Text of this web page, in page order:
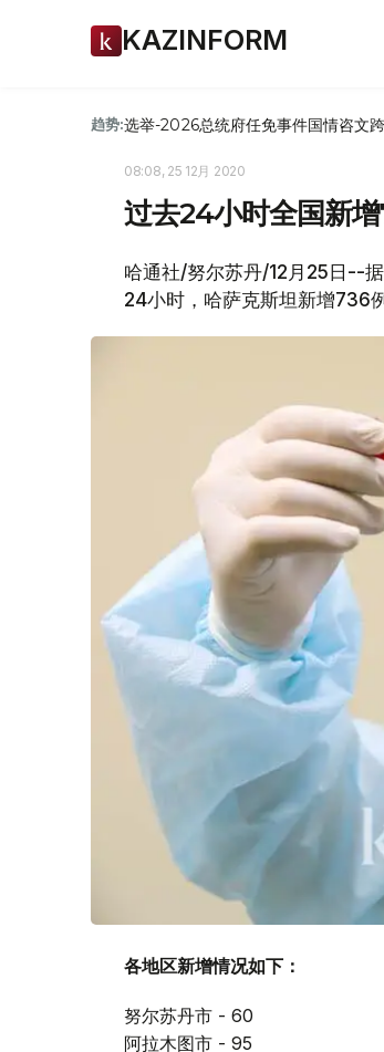
KAZINFORM
趋势:选举-2026总统府任免事件国情咨文
08:08, 25 12月 2020
过去24小时全国新
哈通社/努尔苏丹/12月25日--
24小时，哈萨克斯坦新增736
各地区新增情况如下：
努尔苏丹市 - 60
阿拉木图市 - 95